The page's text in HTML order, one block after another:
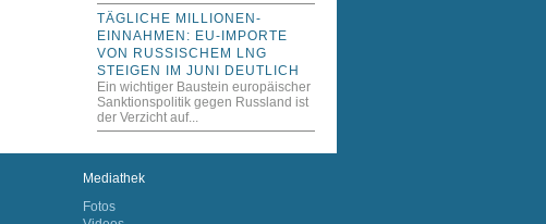
TÄGLICHE MILLIONEN-
EINNAHMEN: EU-IMPORTE
VON RUSSISCHEM LNG
STEIGEN IM JUNI DEUTLICH
Ein wichtiger Baustein europäischer
Sanktionspolitik gegen Russland ist
der Verzicht auf...
Mediathek
Fotos